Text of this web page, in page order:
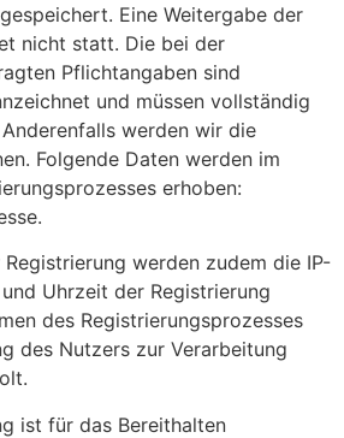
Eine Weitergabe der
nicht statt. Die bei der
Pflichtangaben sind
und müssen vollständig
werden wir die
Folgende Daten werden im
erhoben:
werden zudem die IP-
Uhrzeit der Registrierung
des Registrierungsprozesses
des Nutzers zur Verarbeitung
ist für das Bereithalten